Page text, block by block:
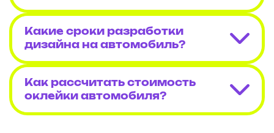
Какие сроки разработки
дизайна на автомобиль?
Как рассчитать стоимость
оклейки автомобиля?